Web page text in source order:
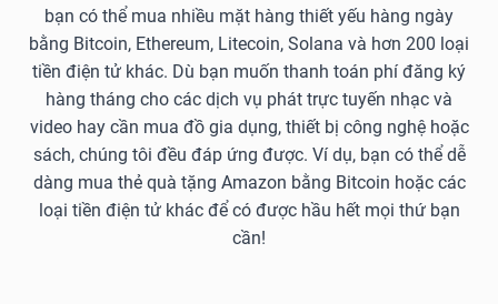
bạn có thể mua nhiều mặt hàng thiết yếu hàng ngày
bằng Bitcoin, Ethereum, Litecoin, Solana và hơn 200 loại
tiền điện tử khác. Dù bạn muốn thanh toán phí đăng ký
hàng tháng cho các dịch vụ phát trực tuyến nhạc và
video hay cần mua đồ gia dụng, thiết bị công nghệ hoặc
sách, chúng tôi đều đáp ứng được. Ví dụ, bạn có thể dễ
dàng mua thẻ quà tặng Amazon bằng Bitcoin hoặc các
loại tiền điện tử khác để có được hầu hết mọi thứ bạn
cần!